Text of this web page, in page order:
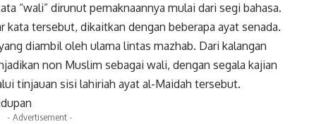
“wali” dirunut pemaknaannya mulai dari segi bahasa.
kata tersebut, dikaitkan dengan beberapa ayat senada.
diambil oleh ulama lintas mazhab. Dari kalangan
non Muslim sebagai wali, dengan segala kajian
tinjauan sisi lahiriah ayat al-Maidah tersebut.
- Advertisement -